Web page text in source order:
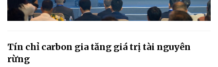
Tín chỉ carbon gia tăng giá trị tài nguyên
rừng